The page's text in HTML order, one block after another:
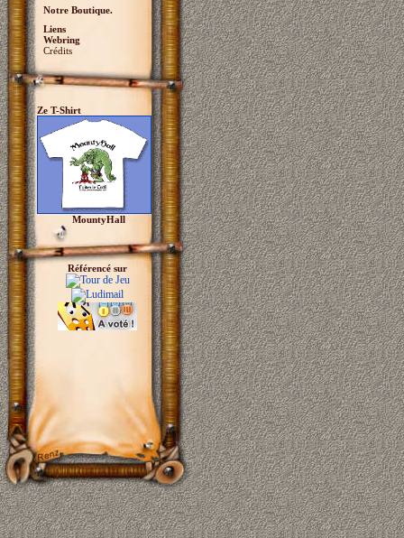
Notre Boutique.
Liens
Webring
Crédits
Ze T-Shirt
MountyHall
Référencé sur